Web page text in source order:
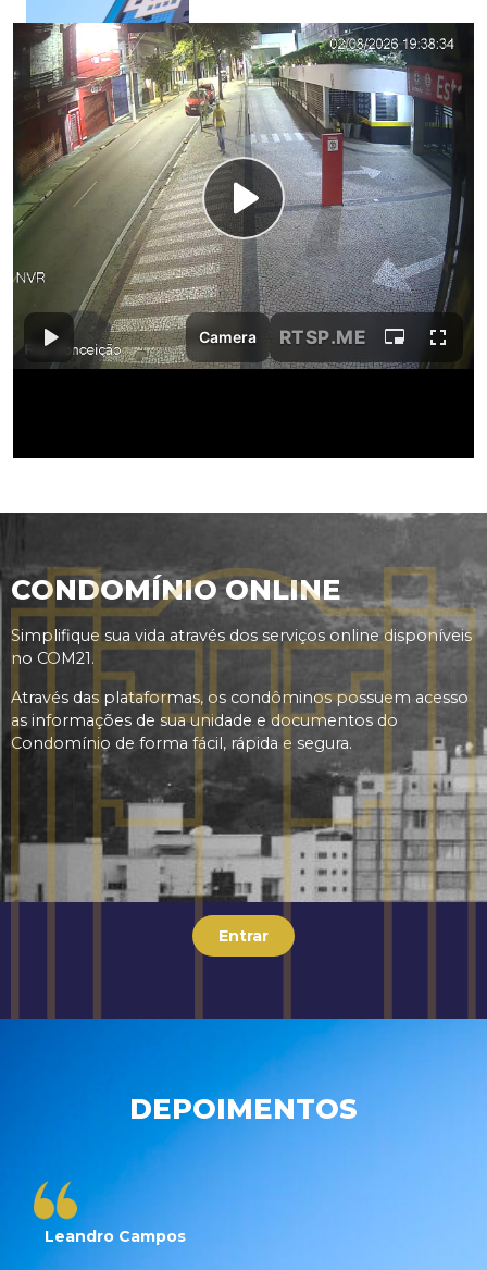
CONDOMÍNIO ONLINE
Simplifique sua vida através dos serviços online disponíveis
no COM21.
Através das plataformas, os condôminos possuem acesso
as informações de sua unidade e documentos do
Condomínio de forma fácil, rápida e segura.
Entrar
DEPOIMENTOS
Leandro Campos